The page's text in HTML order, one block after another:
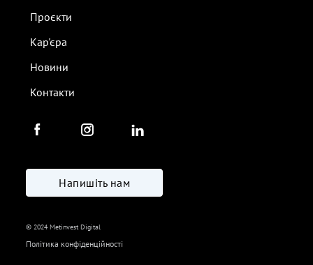
Проєкти
Кар'єра
Новини
Контакти
Напишіть нам
© 2024 Metinvest Digital
Політика конфіденційності